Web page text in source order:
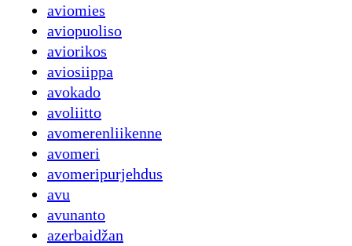
aviomies
aviopuoliso
aviorikos
aviosiippa
avokado
avoliitto
avomerenliikenne
avomeri
avomeripurjehdus
avu
avunanto
azerbaidžan